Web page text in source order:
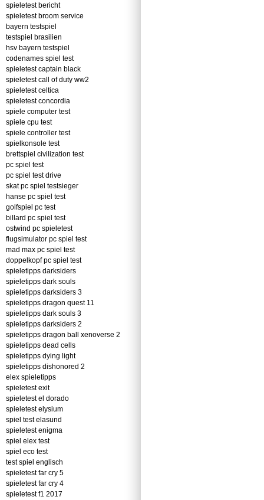
spieletest bericht
spieletest broom service
bayern testspiel
testspiel brasilien
hsv bayern testspiel
codenames spiel test
spieletest captain black
spieletest call of duty ww2
spieletest celtica
spieletest concordia
spiele computer test
spiele cpu test
spiele controller test
spielkonsole test
brettspiel civilization test
pc spiel test
pc spiel test drive
skat pc spiel testsieger
hanse pc spiel test
golfspiel pc test
billard pc spiel test
ostwind pc spieletest
flugsimulator pc spiel test
mad max pc spiel test
doppelkopf pc spiel test
spieletipps darksiders
spieletipps dark souls
spieletipps darksiders 3
spieletipps dragon quest 11
spieletipps dark souls 3
spieletipps darksiders 2
spieletipps dragon ball xenoverse 2
spieletipps dead cells
spieletipps dying light
spieletipps dishonored 2
elex spieletipps
spieletest exit
spieletest el dorado
spieletest elysium
spiel test elasund
spieletest enigma
spiel elex test
spiel eco test
test spiel englisch
spieletest far cry 5
spieletest far cry 4
spieletest f1 2017